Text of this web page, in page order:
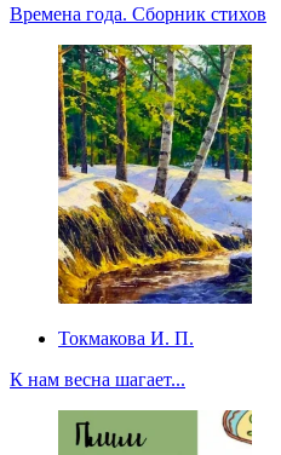
Времена года. Сборник стихов
Токмакова И. П.
К нам весна шагает...